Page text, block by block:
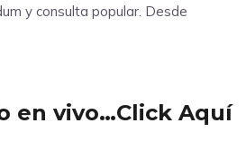
y consulta popular. Desde
en vivo…Click Aquí